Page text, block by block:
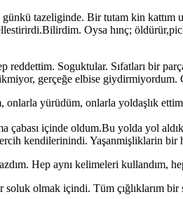
günkü tazeliginde. Bir tutam kin
Oysa hınç;
reddettim. Soguktular. Sıfatları bir
gerçeğe elbise giydirmiyordum.
onlarla yürüdüm, onlarla yoldaşlık
çabası içinde oldum.Bu yolda yol
kendilerinindi. Yaşanmişliklarin bir
Hep aynı kelimeleri
soluk olmak içindi. Tüm çığlıklarım